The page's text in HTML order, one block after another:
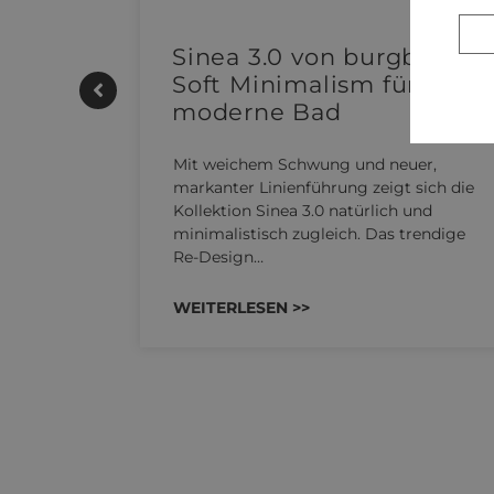
Sinea 3.0 von burgbad:
Soft Minimalism für das
moderne Bad
Mit weichem Schwung und neuer,
markanter Linienführung zeigt sich die
Kollektion Sinea 3.0 natürlich und
minimalistisch zugleich. Das trendige
Re-Design…
WEITERLESEN >>